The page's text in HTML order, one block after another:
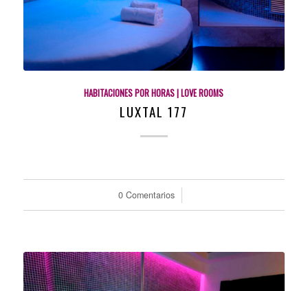
HABITACIONES POR HORAS | LOVE ROOMS
LUXTAL 177
0 Comentarios
/